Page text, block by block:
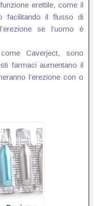
erettile, come il
facilitando il flusso di
se l’uomo è
Caverject, sono
farmaci aumentano il
l’erezione con o